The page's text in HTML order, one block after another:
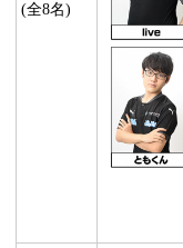
(全8名)